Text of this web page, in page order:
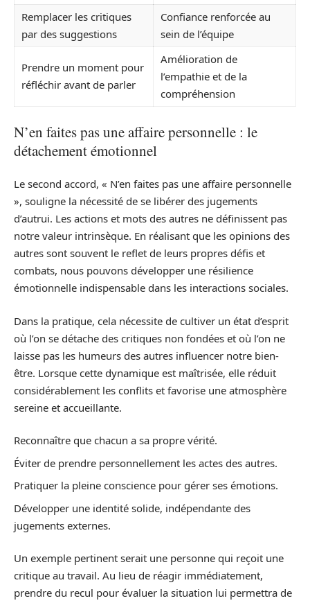
Remplacer les critiques
par des suggestions
Confiance renforcée au
sein de l’équipe
Prendre un moment pour
réfléchir avant de parler
Amélioration de
l’empathie et de la
compréhension
N’en faites pas une affaire personnelle : le
détachement émotionnel
Le second accord, « N’en faites pas une affaire personnelle
», souligne la nécessité de se libérer des jugements
d’autrui. Les actions et mots des autres ne définissent pas
notre valeur intrinsèque. En réalisant que les opinions des
autres sont souvent le reflet de leurs propres défis et
combats, nous pouvons développer une résilience
émotionnelle indispensable dans les interactions sociales.
Dans la pratique, cela nécessite de cultiver un état d’esprit
où l’on se détache des critiques non fondées et où l’on ne
laisse pas les humeurs des autres influencer notre bien-
être. Lorsque cette dynamique est maîtrisée, elle réduit
considérablement les conflits et favorise une atmosphère
sereine et accueillante.
Reconnaître que chacun a sa propre vérité.
Éviter de prendre personnellement les actes des autres.
Pratiquer la pleine conscience pour gérer ses émotions.
Développer une identité solide, indépendante des
jugements externes.
Un exemple pertinent serait une personne qui reçoit une
critique au travail. Au lieu de réagir immédiatement,
prendre du recul pour évaluer la situation lui permettra de